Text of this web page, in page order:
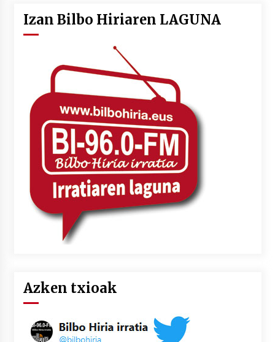
Izan Bilbo Hiriaren LAGUNA
Azken txioak